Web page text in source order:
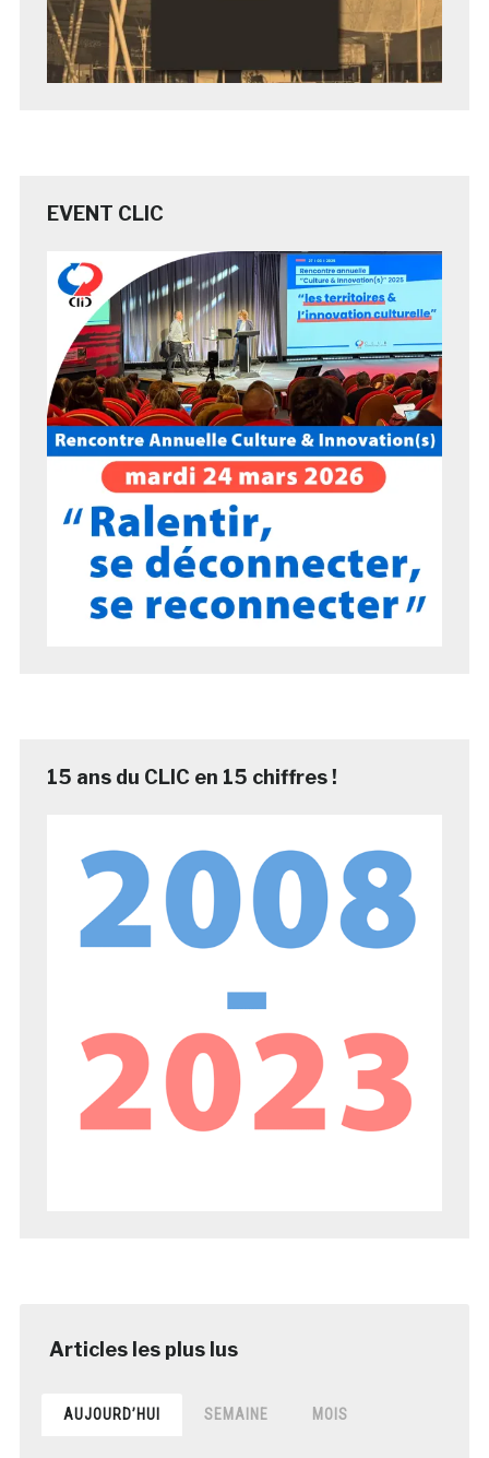
EVENT CLIC
15 ans du CLIC en 15 chiffres !
AUJOURD’HUI SEMAINE MOIS